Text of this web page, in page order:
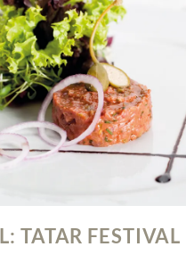
TATAR FESTIVAL